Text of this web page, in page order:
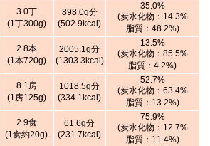
3.0丁
(1丁300g)
898.0g分
(502.9kcal)
35.0%
(炭水化物：14.3%
脂質：48.2%)
2.8本
(1本720g)
2005.1g分
(1303.3kcal)
13.5%
(炭水化物：85.5%
脂質：4.2%)
8.1房
(1房125g)
1018.5g分
(334.1kcal)
52.7%
(炭水化物：63.4%
脂質：13.2%)
2.9食
(1食約20g)
61.6g分
(231.7kcal)
75.9%
(炭水化物：12.7%
脂質：11.4%)